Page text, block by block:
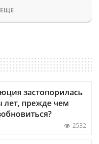
застопорилась
прежде чем
2532